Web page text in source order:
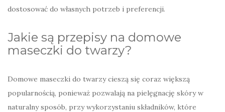
dostosować do własnych potrzeb i preferencji.
Jakie są przepisy na domowe
maseczki do twarzy?
Domowe maseczki do twarzy cieszą się coraz większą
popularnością, ponieważ pozwalają na pielęgnację skóry w
naturalny sposób, przy wykorzystaniu składników, które